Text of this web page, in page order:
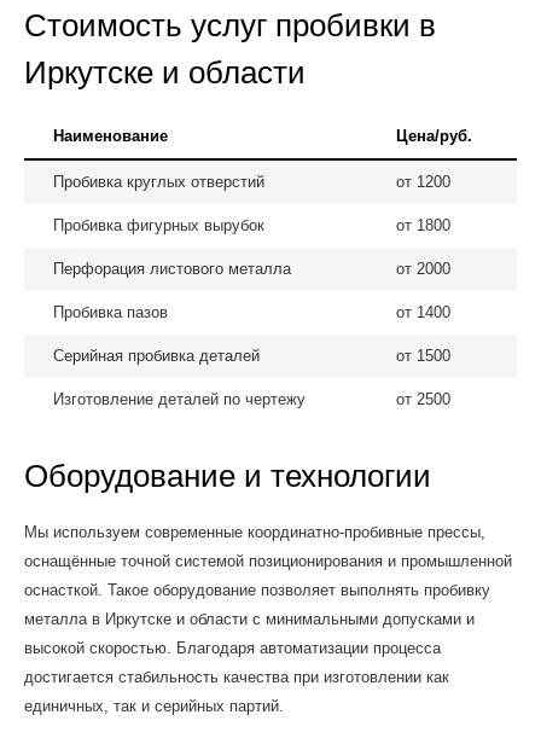
Стоимость услуг пробивки в
Иркутске и области
Наименование Цена/руб.
Пробивка круглых отверстий от 1200
Пробивка фигурных вырубок от 1800
Перфорация листового металла от 2000
Пробивка пазов от 1400
Серийная пробивка деталей от 1500
Изготовление деталей по чертежу от 2500
Оборудование и технологии
Мы используем современные координатно-пробивные прессы,
оснащённые точной системой позиционирования и промышленной
оснасткой. Такое оборудование позволяет выполнять пробивку
металла в Иркутске и области с минимальными допусками и
высокой скоростью. Благодаря автоматизации процесса
достигается стабильность качества при изготовлении как
единичных, так и серийных партий.